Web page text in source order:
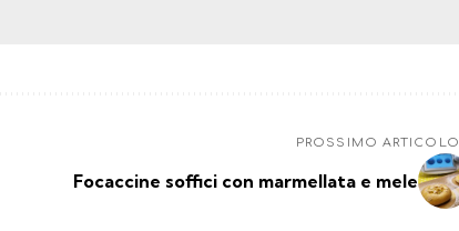
PROSSIMO ARTICOLO
Focaccine soffici con marmellata e mele